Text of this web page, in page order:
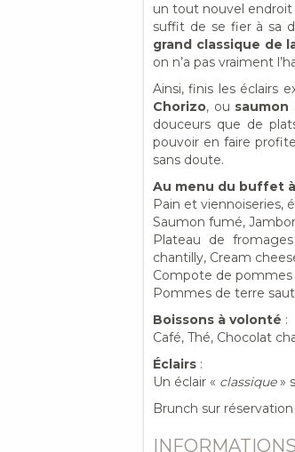
un tout nouvel endroit
suffit de se fier à sa
grand classique de
on n’a pas vraiment
Ainsi, finis les éclairs
Chorizo, ou saumon
douceurs que de
pouvoir en faire
sans doute.
Au menu du buffet
Pain et viennoiseries,
Saumon fumé,
Plateau de
chantilly, Cream
Compote de pommes
Pommes de terre
Boissons à volonté :
Café, Thé, Chocolat
Éclairs :
Un éclair « classique»
Brunch sur